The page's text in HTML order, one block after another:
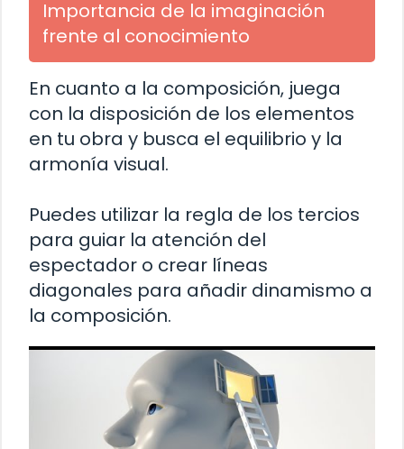
Importancia de la imaginación
frente al conocimiento
En cuanto a la composición, juega
con la disposición de los elementos
en tu obra y busca el equilibrio y la
armonía visual.
Puedes utilizar la regla de los tercios
para guiar la atención del
espectador o crear líneas
diagonales para añadir dinamismo a
la composición.